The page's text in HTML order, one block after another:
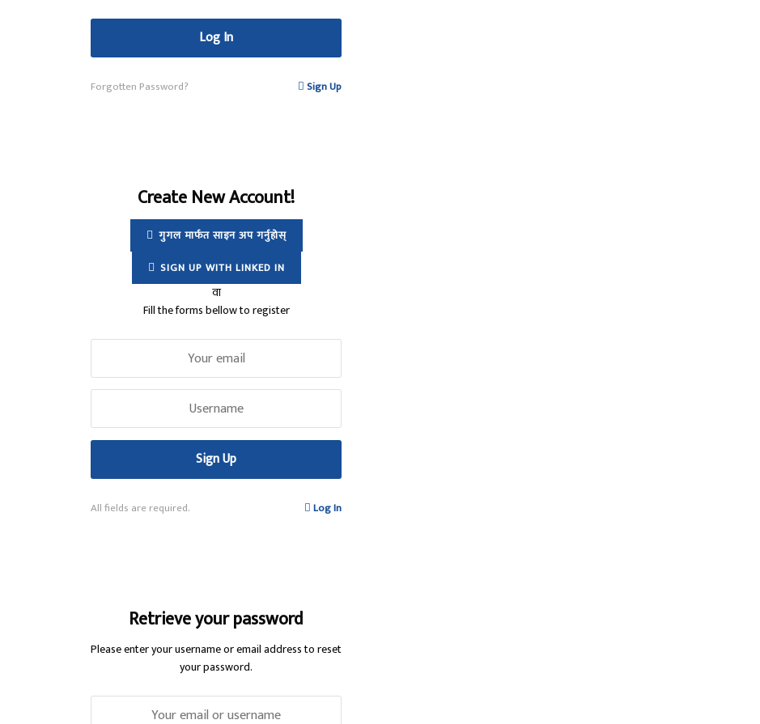
Forgotten Password? Sign Up
Create New Account!
गुगल मार्फत साइन अप गर्नुहोस्
SIGN UP WITH LINKED IN
वा
Fill the forms bellow to register
All fields are required. Log In
Retrieve your password
Please enter your username or email address to reset
your password.